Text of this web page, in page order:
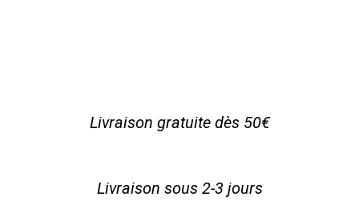
Livraison gratuite dès 50€
Livraison sous 2-3 jours